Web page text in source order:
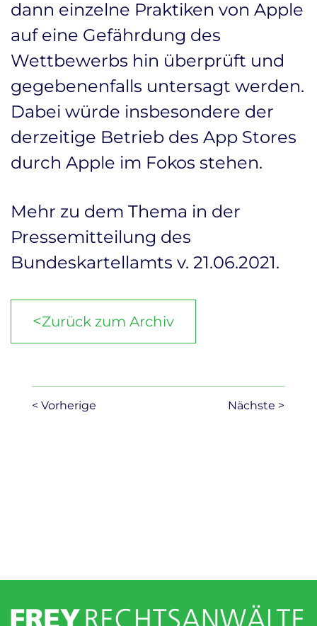
dann einzelne Praktiken von Apple
auf eine Gefährdung des
Wettbewerbs hin überprüft und
gegebenenfalls untersagt werden.
Dabei würde insbesondere der
derzeitige Betrieb des App Stores
durch Apple im Fokos stehen.
Mehr zu dem Thema in der
Pressemitteilung des
Bundeskartellamts v. 21.06.2021.
<Zurück zum Archiv
< Vorherige Nächste >